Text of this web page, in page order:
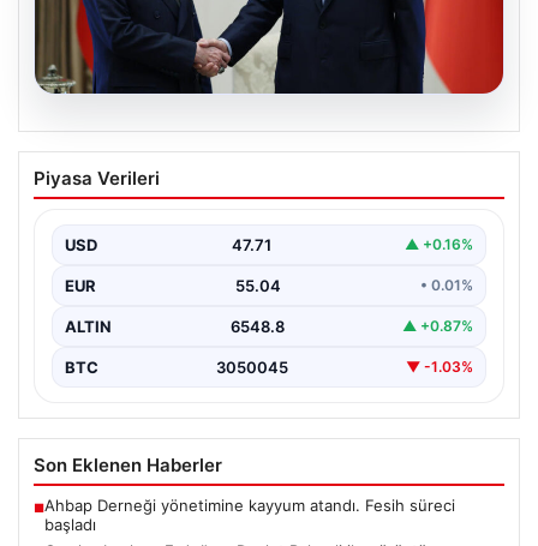
Cumhurbaşkanı Erdoğan, Devlet
Bahçeli ile görüştü
Piyasa Verileri
USD 47.71 ▲ +0.16%
EUR 55.04 • 0.01%
ALTIN 6548.8 ▲ +0.87%
BTC 3050045 ▼ -1.03%
Son Eklenen Haberler
■Ahbap Derneği yönetimine kayyum atandı. Fesih süreci
başladı